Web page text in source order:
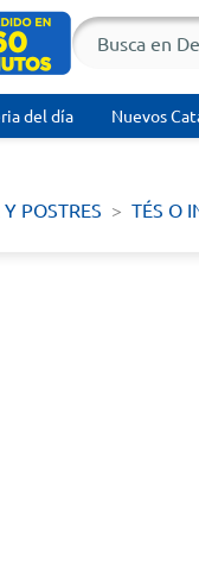
del día Nuevos
POSTRES TÉS O